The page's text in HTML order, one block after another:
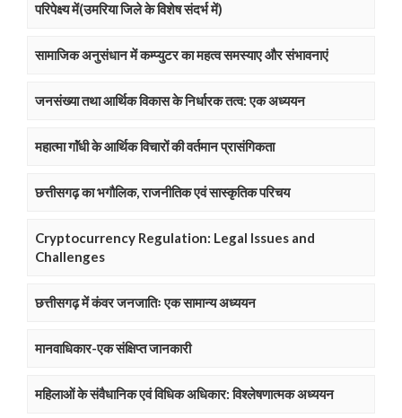
परिपेक्ष्य में(उमरिया जिले के विशेष संदर्भ में)
सामाजिक अनुसंधान में कम्प्युटर का महत्व समस्याए और संभावनाएं
जनसंख्या तथा आर्थिक विकास के निर्धारक तत्व: एक अध्ययन
महात्मा गाॅंधी के आर्थिक विचारों की वर्तमान प्रासंगिकता
छत्तीसगढ़ का भगौलिक, राजनीतिक एवं सास्कृतिक परिचय
Cryptocurrency Regulation: Legal Issues and
Challenges
छत्तीसगढ़ में कंवर जनजातिः एक सामान्य अध्ययन
मानवाधिकार-एक संक्षिप्त जानकारी
महिलाओं के संवैधानिक एवं विधिक अधिकार: विश्लेषणात्मक अध्ययन